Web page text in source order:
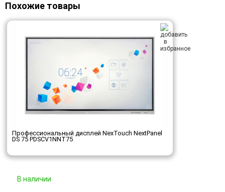
Похожие товары
Профессиональный дисплей NexTouch NextPanel
DS 75 PDSCV1NNT75
В наличии